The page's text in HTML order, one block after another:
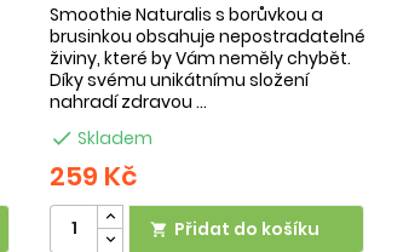
Smoothie Naturalis s borůvkou a
brusinkou obsahuje nepostradatelné
živiny, které by Vám neměly chybět.
Díky svému unikátnímu složení
nahradí zdravou ...
 Skladem
259 Kč
 Přidat do košíku